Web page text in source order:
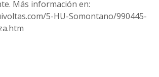
Más información en:
5-HU-Somontano/990445-